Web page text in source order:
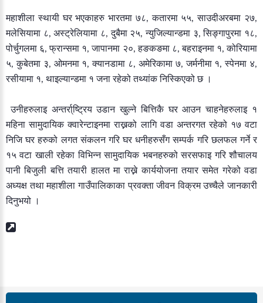
महाशीला स्थायी घर भएकाहरु भारतमा ७८,कतारमा ५५,साउदीअरबमा २७,
मलेसियामा ८,अस्ट्रेलियामा ८,दुबैमा २५,न्युजिल्यान्डमा ३,सिङ्गापुरमा १८,
पोर्चुगलमा ६,फ्रान्समा १,जापानमा २०,हङकङमा ८,बहराइनमा १,कोरियामा
५,कुबेतमा ३, ओमनमा १,क्यानडामा ८, अमेरिकामा ७,जर्मनीमा १,स्पेनमा ४,
रसीयामा १, थाइल्यान्डमा १ जनारहेकोतथ्यांकनिस्किएकोछ ।
उनीहरुलाइ अन्तर्रा्ष्ट्रिय उडान खुल्ने बित्तिकै घर आउन चाहनेहरुलाइ १
महिना सामुदायिक क्वारेन्टाइनमा राख्नको लागि वडा अन्तरगत रहेको १७ वटा
निजि घर हरुको लगत संकलन गरि घर धनीहरुसँग सम्पर्क गरि छलफल गर्ने र
१५ वटा खाली रहेका विभिन्न सामुदायिक भबनहरुको सरसफाइ गरि शौचालय
पानी बिजुली बत्ति तयारी हालत मा राख्ने कार्ययोजना तयार समेत गरेको वडा
अध्यक्ष तथा महाशीला गाउँपालिकाका प्रवक्ता जीवन विक्रम उच्चैले जानकारी
दिनुभयो ।